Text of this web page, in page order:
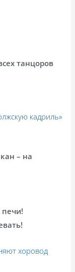
танцоров
кадриль»
– на
печи!
хоровод